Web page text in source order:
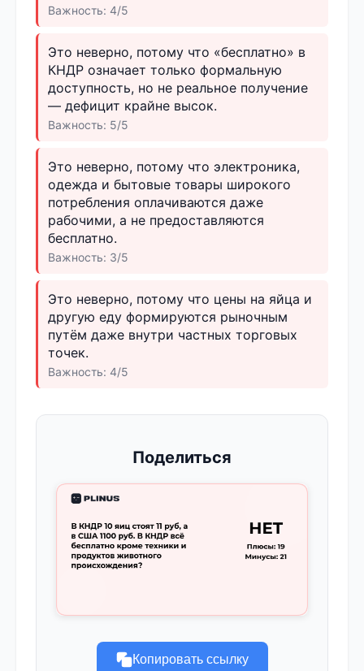
Важность: 4/5
Это неверно, потому что «бесплатно» в
КНДР означает только формальную
доступность, но не реальное получение
— дефицит крайне высок.
Важность: 5/5
Это неверно, потому что электроника,
одежда и бытовые товары широкого
потребления оплачиваются даже
рабочими, а не предоставляются
бесплатно.
Важность: 3/5
Это неверно, потому что цены на яйца и
другую еду формируются рыночным
путём даже внутри частных торговых
точек.
Важность: 4/5
Поделиться
Копировать ссылку